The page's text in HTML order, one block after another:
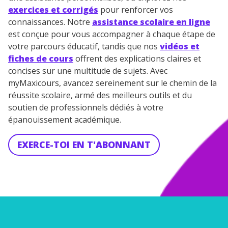
exercices et corrigés pour renforcer vos
connaissances. Notre assistance scolaire en ligne
est conçue pour vous accompagner à chaque étape de
votre parcours éducatif, tandis que nos vidéos et
fiches de cours offrent des explications claires et
concises sur une multitude de sujets. Avec
myMaxicours, avancez sereinement sur le chemin de la
réussite scolaire, armé des meilleurs outils et du
soutien de professionnels dédiés à votre
épanouissement académique.
EXERCE-TOI EN T'ABONNANT